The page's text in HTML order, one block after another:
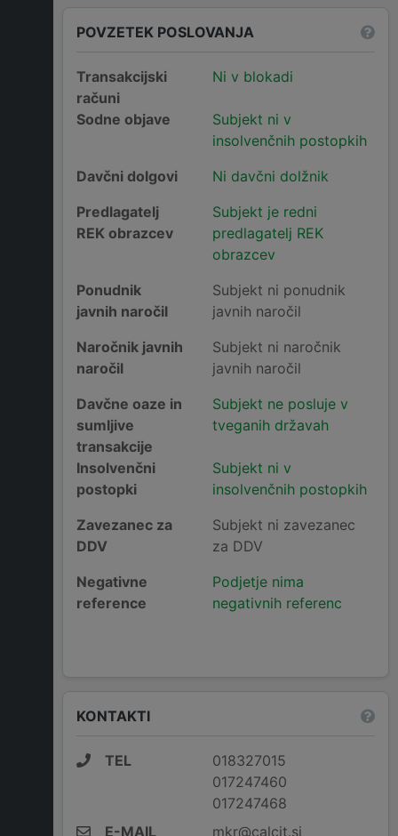
POVZETEK POSLOVANJA
Transakcijski
računi
Ni v blokadi
Sodne objave
Subjekt ni v
insolvenčnih postopkih
Davčni dolgovi
Ni davčni dolžnik
Predlagatelj
REK obrazcev
Subjekt je redni
predlagatelj REK
obrazcev
Ponudnik
javnih naročil
Subjekt ni ponudnik
javnih naročil
Naročnik javnih
naročil
Subjekt ni naročnik
javnih naročil
Davčne oaze in
sumljive
transakcije
Subjekt ne posluje v
tveganih državah
Insolvenčni
postopki
Subjekt ni v
insolvenčnih postopkih
Zavezanec za
DDV
Subjekt ni zavezanec
za DDV
Negativne
reference
Podjetje nima
negativnih referenc
KONTAKTI
TEL
018327015
017247460
017247468
E-MAIL
mkr@calcit.si